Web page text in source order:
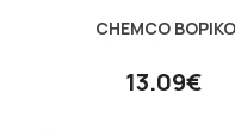
CHEMCO
13.09€